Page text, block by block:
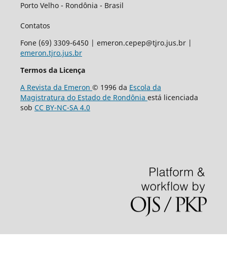
Porto Velho - Rondônia - Brasil
Contatos
Fone (69) 3309-6450 | emeron.cepep@tjro.jus.br |
emeron.tjro.jus.br
Termos da Licença
A Revista da Emeron © 1996 da Escola da
Magistratura do Estado de Rondônia está licenciada
sob CC BY-NC-SA 4.0